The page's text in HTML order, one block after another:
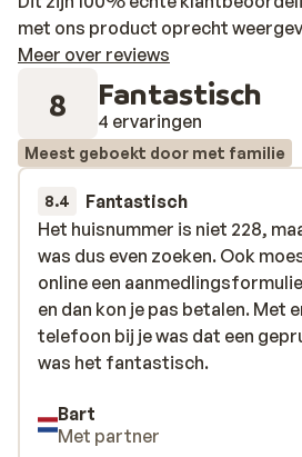
met ons product oprecht
Meer over reviews
8 Fantastisch
4 ervaringen
Meest geboekt door met familie
8.4 Fantastisch
Het huisnummer is niet 228,
was dus even zoeken. Ook
online een
en dan kon je pas betalen. Met
telefoon bij je was dat een
was het fantastisch.
Het huisnummer is niet 228,
was dus even zoeken. Ook
online een
en dan kon je pas betalen. Met
telefoon bij je was dat een
was het fantastisch.
Bart
Met partner